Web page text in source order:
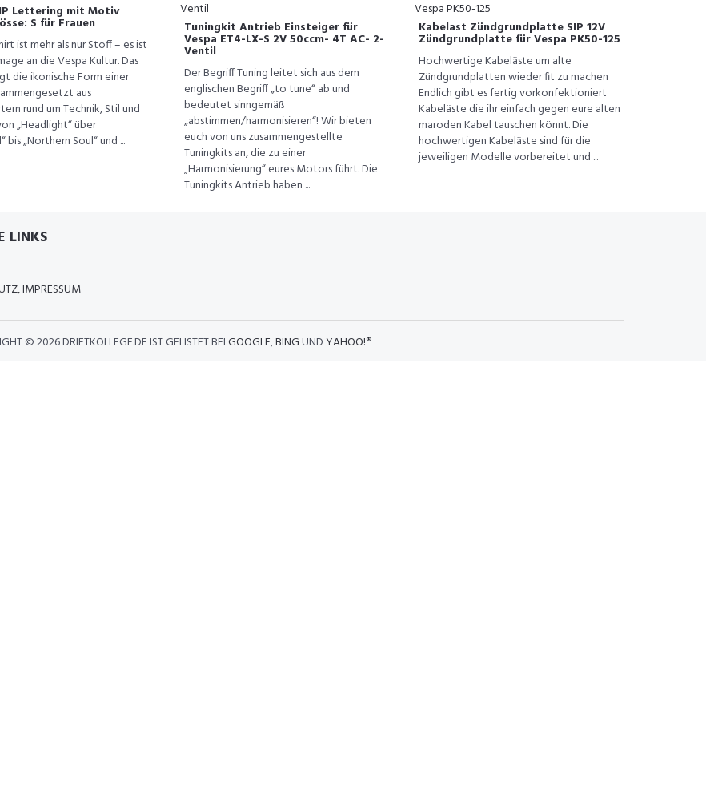
Lettering mit Motiv
S für Frauen
ist mehr als nur Stoff – es ist
an die Vespa Kultur. Das
die ikonische Form einer
aus
rund um Technik, Stil und
„Headlight“ über
bis „Northern Soul“ und ...
Tuningkit Antrieb Einsteiger für
Vespa ET4-LX-S 2V 50ccm- 4T AC- 2-
Ventil
Der Begriff Tuning leitet sich aus dem
englischen Begriff „to tune“ ab und
bedeutet sinngemäß
„abstimmen/harmonisieren“! Wir bieten
euch von uns zusammengestellte
Tuningkits an, die zu einer
„Harmonisierung“ eures Motors führt. Die
Tuningkits Antrieb haben ...
Kabelast Zündgrundplatte SIP 12V
Zündgrundplatte für Vespa PK50-125
Hochwertige Kabeläste um alte
Zündgrundplatten wieder fit zu machen
Endlich gibt es fertig vorkonfektioniert
Kabeläste die ihr einfach gegen eure alten
maroden Kabel tauschen könnt. Die
hochwertigen Kabeläste sind für die
jeweiligen Modelle vorbereitet und ...
LINKS
IMPRESSUM
©2026 DRIFTKOLLEGE.DE IST GELISTET BEIGOOGLE,BINGUND YAHOO!®